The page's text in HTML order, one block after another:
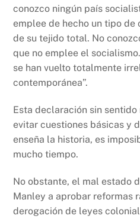
conozco ningún país
emplee de hecho un tipo
de su tejido total. No
que no emplee el
se han vuelto totalmente
contemporánea”.
Esta declaración sin
evitar cuestiones básicas y
enseña la historia, es
mucho tiempo.
No obstante, el mal estado
Manley a aprobar reformas
derogación de leyes